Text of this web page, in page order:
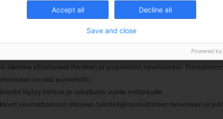
konsernin yhteiset arvot Sonepar
olemme sitoutuneet ihmisten ja ympäristön hyvinvointiin.
omalla esimerkillä.
löytyy tahtoa ja uskallusta uusille ratkaisuille.
saumattomasti jokaisen työntekijänpäivittäisen tekemisen ja
Accept all Decline all
Save and close
Powered by